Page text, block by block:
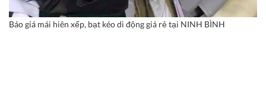
Báo giá mái hiên xếp, bạt kéo di động giá rẻ tại NINH BÌNH